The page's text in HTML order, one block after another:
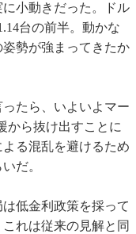
小動きだった。ドル
台の前半。動かな
勢が強まってきたか
たら、いよいよマー
から抜け出すことに
る混乱を避けるため
だ。
低金利政策を採って
れは従来の見解と同